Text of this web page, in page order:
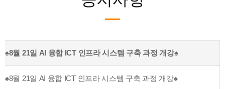
♠8월 21일 AI 융합 ICT 인프라 시스템 구축 과정 개강♠
♠8월 21일 AI 융합 ICT 인프라 시스템 구축 과정 개강♠